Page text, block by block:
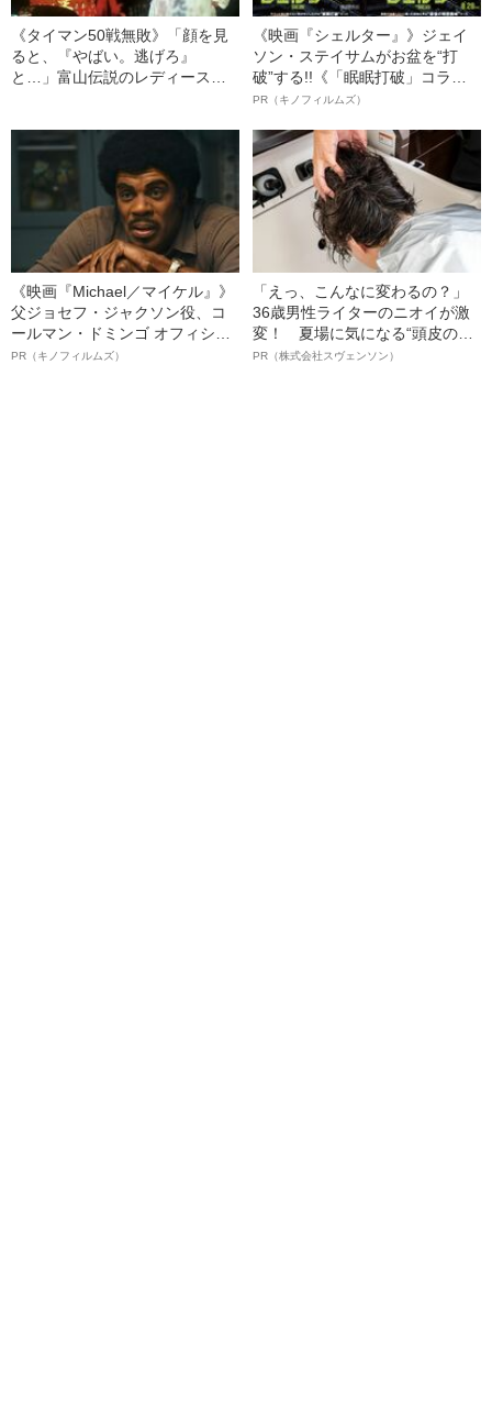
《タイマン50戦無敗》「顔を見
ると、『やばい。逃げろ』
と…」富山伝説のレディース初
《映画『シェルター』》ジェイ
ソン・ステイサムがお盆を“打
破”する!!《「眠眠打破」コラ
ボ》
PR（キノフィルムズ）
《映画『Michael／マイケル』》
父ジョセフ・ジャクソン役、コ
ールマン・ドミンゴ オフィシャ
ルインタビュー“観客を魅了した
PR（キノフィルムズ）
「えっ、こんなに変わるの？」
36歳男性ライターのニオイが激
変！ 夏場に気になる“頭皮のニ
オイ”や“ベタつき”を解消す
PR（株式会社スヴェンソン）